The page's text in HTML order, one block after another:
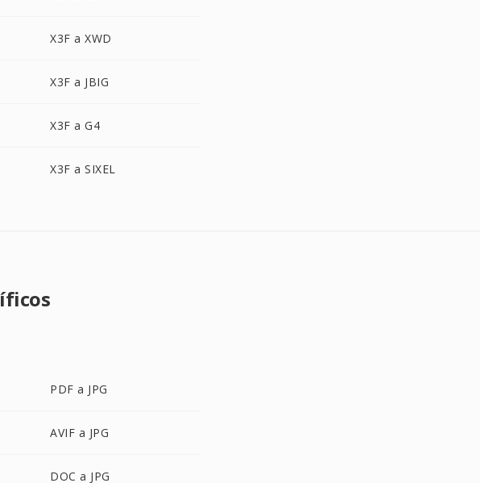
X3F a XWD
X3F a JBIG
X3F a G4
X3F a SIXEL
PDF a JPG
AVIF a JPG
DOC a JPG